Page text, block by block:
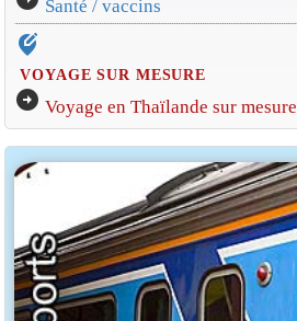
Santé / vaccins
edit_location_alt
VOYAGE SUR MESURE
arrow_circle_right Voyage en Thaïlande sur mesure